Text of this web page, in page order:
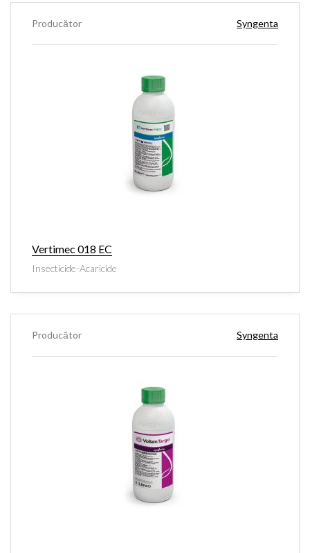
Producător Syngenta
Vertimec 018 EC
Insecticide-Acaricide
Producător Syngenta